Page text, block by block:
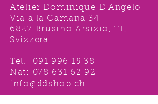
Atelier Dominique D'Angelo
Via a la Camana 34
6827 Brusino Arsizio, TI,
Svizzera
Tel. 091 996 15 38
Nat: 078 631 62 92
info@ddshop.ch